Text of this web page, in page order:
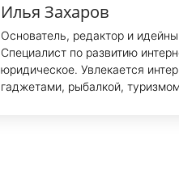
Илья Захаров
Основатель, редактор и
Специалист по развитию
юридическое. Увлекается
гаджетами, рыбалкой,